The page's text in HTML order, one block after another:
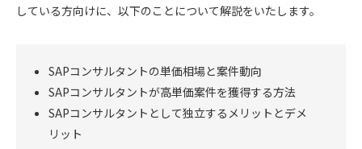
している方向けに、以下のことについて解説をいたします。
SAPコンサルタントの単価相場と案件動向
SAPコンサルタントが高単価案件を獲得する方法
SAPコンサルタントとして独立するメリットとデメ
リット